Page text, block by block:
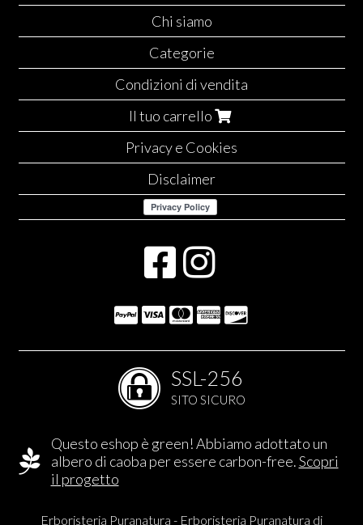
Chi siamo
Categorie
Condizioni di vendita
Il tuo carrello
Privacy e Cookies
Disclaimer
SSL-256
SITO SICURO
Questo eshop è green! Abbiamo adottato un
albero di caoba per essere carbon-free.Scopri
il progetto
Erboristeria Puranatura - Erboristeria Puranatura di